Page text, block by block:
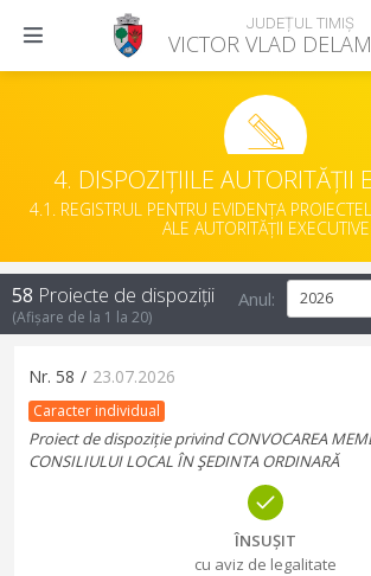
JUDEȚUL TIMIȘ
VICTOR VLAD
4. DISPOZIȚIILE AUTORITĂȚII
4.1. REGISTRUL PENTRU EVIDENȚA
ALE AUTORITĂȚII EXECUTIVE
58 Proiecte de dispoziții
(Afișare de la 1 la 20)
Anul:
Nr. 58 / 23.07.2026
Caracter individual
Proiect de dispoziție privind CONVOCAREA
CONSILIULUI LOCAL ÎN ŞEDINTA ORDINARĂ
ÎNSUȘIT
cu aviz de legalitate